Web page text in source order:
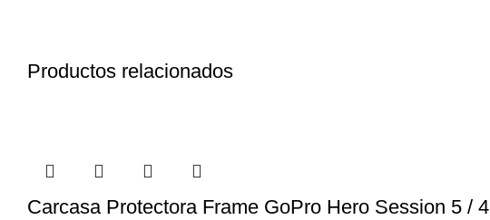
Productos relacionados
Carcasa Protectora Frame GoPro Hero Session 5 / 4